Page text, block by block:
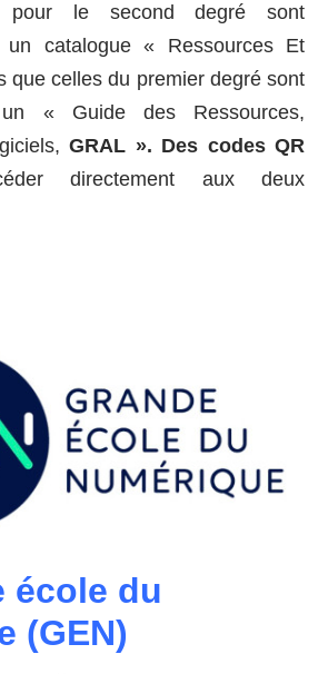
pour le second degré sont
un catalogue « Ressources Et
que celles du premier degré sont
« Guide des Ressources,
GRAL ». Des codes QR
directement aux deux
école du
(GEN)